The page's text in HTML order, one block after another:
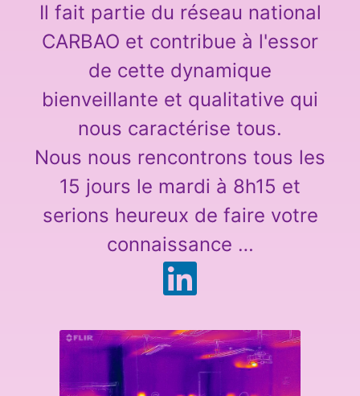
Il fait partie du réseau national
CARBAO et contribue à l'essor
de cette dynamique
bienveillante et qualitative qui
nous caractérise tous.
Nous nous rencontrons tous les
15 jours le mardi à 8h15 et
serions heureux de faire votre
connaissance …